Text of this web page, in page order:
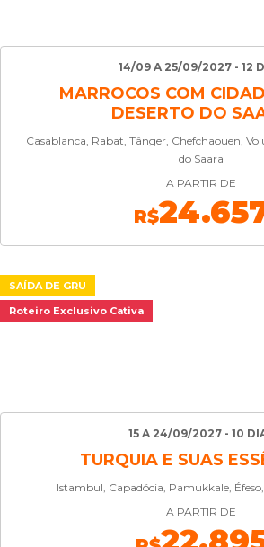
14/09 A 25/09/2027 - 12
MARROCOS COM
DESERTO DO
Casablanca, Rabat, Tânger, Chefchaouen,
do Saara
A PARTIR DE
R$
SAÍDA DE GRU
Roteiro Exclusivo Cativa
15 A 24/09/2027 - 10
TURQUIA E SUAS
Istambul, Capadócia, Pamukkale,
A PARTIR DE